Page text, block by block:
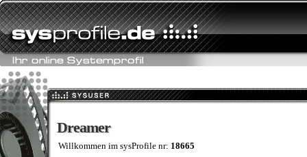
Dreamer
Dreamer
Willkommen im sysProfile nr: 18665